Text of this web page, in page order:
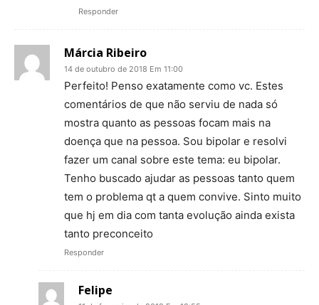
Responder
Márcia Ribeiro
14 de outubro de 2018 Em 11:00
Perfeito! Penso exatamente como vc. Estes
comentários de que não serviu de nada só
mostra quanto as pessoas focam mais na
doença que na pessoa. Sou bipolar e resolvi
fazer um canal sobre este tema: eu bipolar.
Tenho buscado ajudar as pessoas tanto quem
tem o problema qt a quem convive. Sinto muito
que hj em dia com tanta evolução ainda exista
tanto preconceito
Responder
Felipe